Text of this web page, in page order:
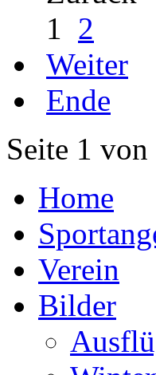
1
2
Weiter
Ende
Seite 1 von
Home
Verein
Bilder